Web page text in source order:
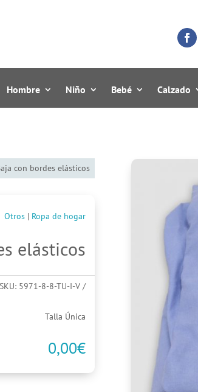
Hombre Niño Bebé Calzado
con bordes elásticos
Otros | Ropa de hogar
elásticos
SKU: 5971-8-8-TU-I-V
Talla Única
0,00€